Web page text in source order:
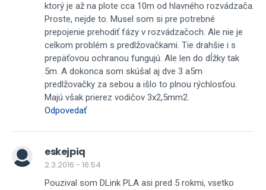
ktorý je až na plote cca 10m od hlavného rozvádzača.
Proste, nejde to. Musel som si pre potrebné
prepojenie prehodiť fázy v rozvádzačoch. Ale nie je
celkom problém s predlžovačkami. Tie drahšie i s
prepäťovou ochranou fungujú. Ale len do dĺžky tak
5m. A dokonca som skúšal aj dve 3 a5m
predlžovačky za sebou a išlo to plnou rýchlosťou.
Majú však prierez vodičov 3x2,5mm2.
Odpovedať
eskejpiq
2.3.2016 - 16:54
Pouzival som DLink PLA asi pred 5 rokmi, vsetko